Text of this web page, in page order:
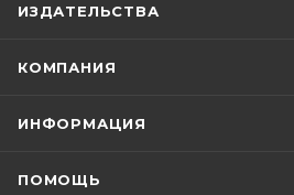
ИЗДАТЕЛЬСТВА
КОМПАНИЯ
ИНФОРМАЦИЯ
ПОМОЩЬ